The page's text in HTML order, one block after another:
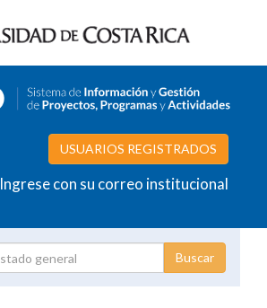
USUARIOS REGISTRADOS
Ingrese con su correo institucional